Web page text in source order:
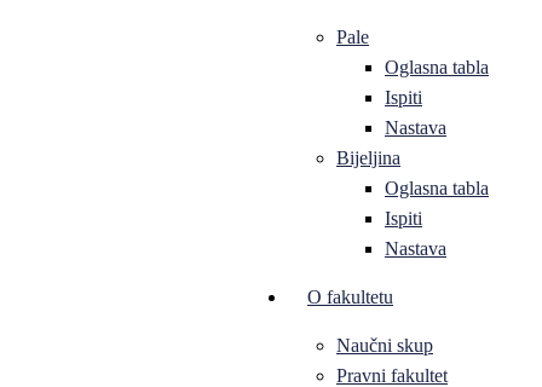
Pale
Oglasna tabla
Ispiti
Nastava
Bijeljina
Oglasna tabla
Ispiti
Nastava
O fakultetu
Naučni skup
Pravni fakultet